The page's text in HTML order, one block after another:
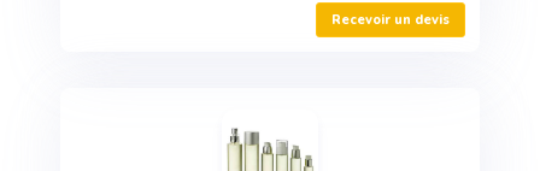
Recevoir un devis